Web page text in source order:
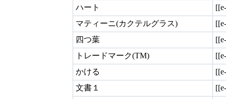
ハート
マティーニ(カクテルグラス)
四つ葉
トレードマーク(TM)
かける
文書１